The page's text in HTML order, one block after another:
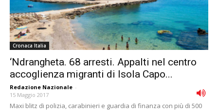
Cronaca Italia
‘Ndrangheta. 68 arresti. Appalti nel centro
accoglienza migranti di Isola Capo...
Redazione Nazionale -
15 Maggio 2017
Maxi blitz di polizia, carabinieri e guardia di finanza con più di 500